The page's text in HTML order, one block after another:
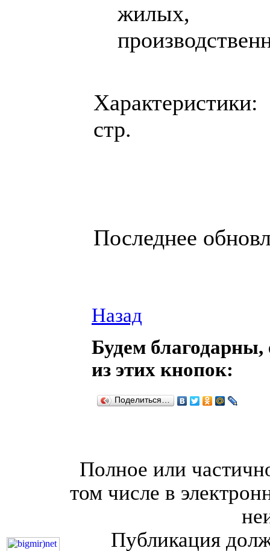
жилых,
стр.
Последнее
Назад
Будем благодарны,
из этих кнопок:
Поделиться…
Полное или
том числе в
Публикация